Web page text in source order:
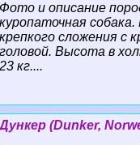
Фото и описание
куропаточная собака.
крепкого сложения с
головой. Высота в
23 кг....
Дункер (Dunker,